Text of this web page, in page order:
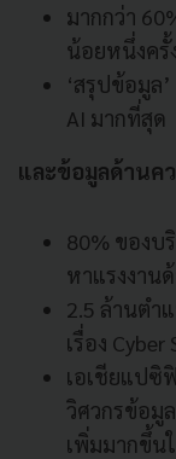
มากกว่า
น้อยหนึ่งครั้
‘สรุปข้อมูล
AI มากที่สุด
และข้อมูลด้านค
80% ของบ
หาแรงงาน
2.5 ล้านตำ
เรื่อง Cyber
เอเชียแปซิ
วิศวกรข้อมู
เพิ่มมากขึ้น